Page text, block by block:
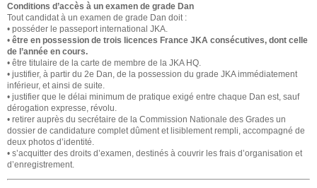
Conditions d’accès à un examen de grade Dan
Tout candidat à un examen de grade Dan doit :
• posséder le passeport international JKA.
• être en possession de trois licences France JKA consécutives, dont celle
de l’année en cours.
• être titulaire de la carte de membre de la JKA HQ.
• justifier, à partir du 2e Dan, de la possession du grade JKA immédiatement
inférieur, et ainsi de suite.
• justifier que le délai minimum de pratique exigé entre chaque Dan est, sauf
dérogation expresse, révolu.
• retirer auprès du secrétaire de la Commission Nationale des Grades un
dossier de candidature complet dûment et lisiblement rempli, accompagné de
deux photos d’identité.
• s’acquitter des droits d’examen, destinés à couvrir les frais d’organisation et
d’enregistrement.